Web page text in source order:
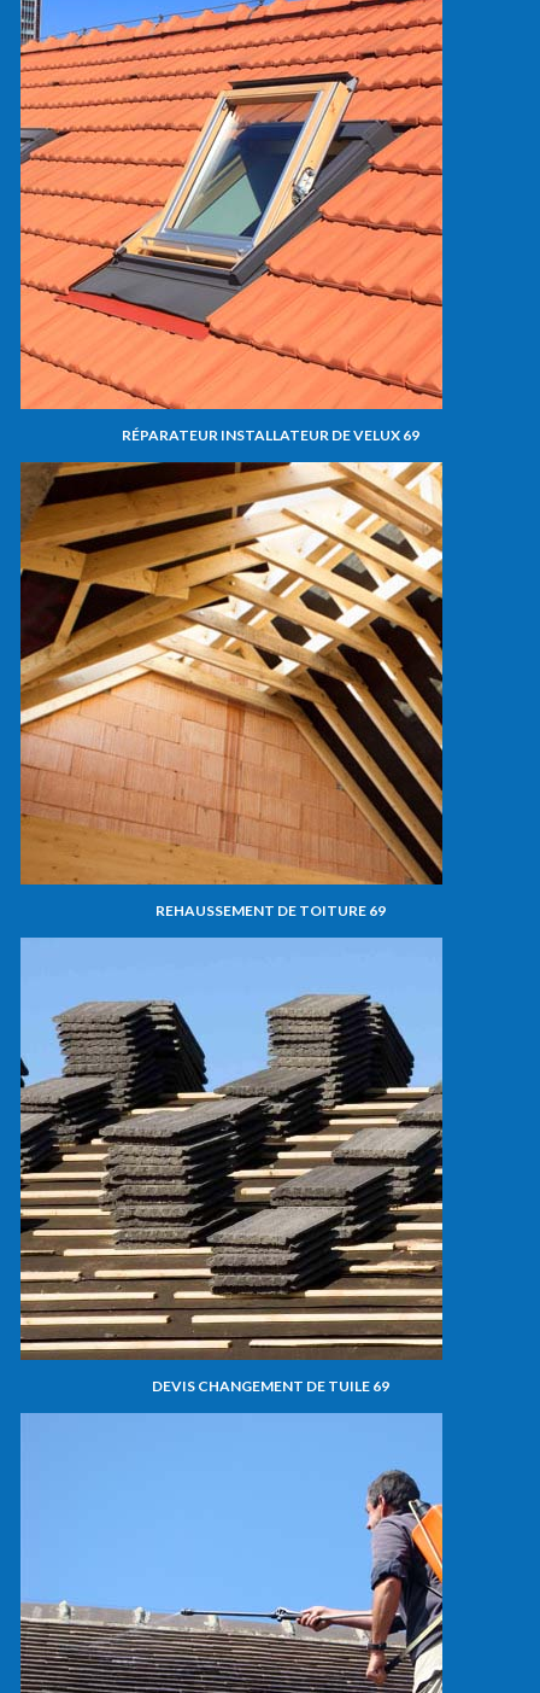
RÉPARATEUR INSTALLATEUR DE VELUX 69
REHAUSSEMENT DE TOITURE 69
DEVIS CHANGEMENT DE TUILE 69